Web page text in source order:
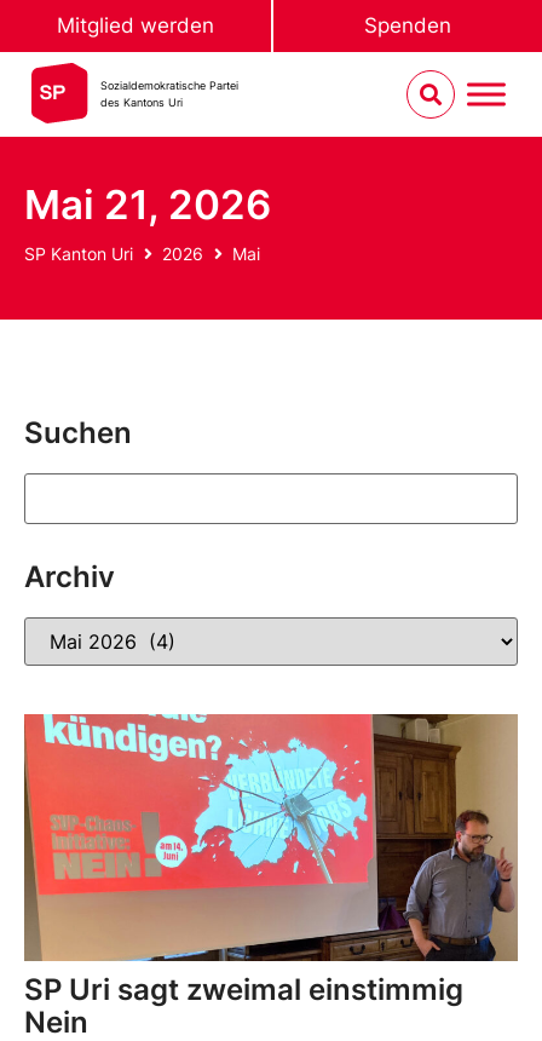
Mitglied werden Spenden
Sozialdemokratische Partei
des Kantons Uri
Mai 21, 2026
SP Kanton Uri 2026 Mai
Suchen
Archiv
SP Uri sagt zweimal einstimmig
Nein